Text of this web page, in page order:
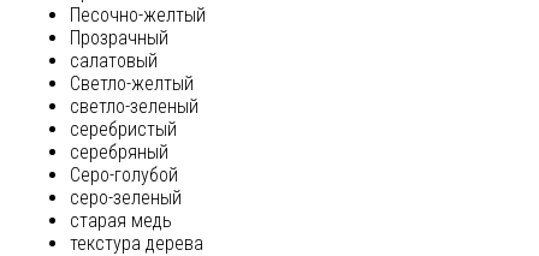
Песочно-желтый
Прозрачный
салатовый
Светло-желтый
светло-зеленый
серебристый
серебряный
Серо-голубой
серо-зеленый
старая медь
текстура дерева